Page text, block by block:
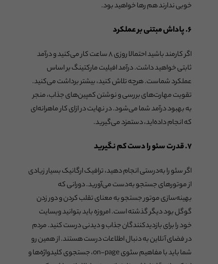
خوبی ندارند هم رها خواهید بود.
۶. پاداش مبتنی بر عملکرد
اگر کارمند باشید احتمالا روزی ۸ ساعت کار می‌کنید و درآمد
ثابتی خواهید داشت. درآمد افیلیت مارکتینگ بر اساس
عملکرد شماست. هرچه تلاش کنید، بیشتر برداشت می‌کنید.
تقویت مهارت‌های بررسی و نوشتن کمپین‌های جذاب، منجر
به بهبود درآمد شما می‌شود. در نهایت در ازای کار ماهرانه‌ای
که انجام داده‌اید، دستمزد می‌گیرید.
۷. قدرت سئو را دست کم نگیرید
اگر سئو را به‌درستی انجام دهید، ترافیک ارگانیک بسیار زیادی
از موتورهای جستجو به‌دست می‌آورید. دورانی که
بهینه‌سازی موتور جستجو به معنای تقلب کردن و دور زدن
گوگل بود دیگر گذشته است. امروزه باید بتوانید وبسایت
خود را برای بازدیدکنندگان جذاب و دیدنی درست کنید. مردم
در فضای آنلاین به دنبال اطلاعات درست هستند. از همین رو
شما باید با مفاهیم سئوی on-page، جستجوی کلیدواژه‌ها و